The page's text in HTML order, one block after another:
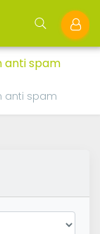
anti spam
anti spam